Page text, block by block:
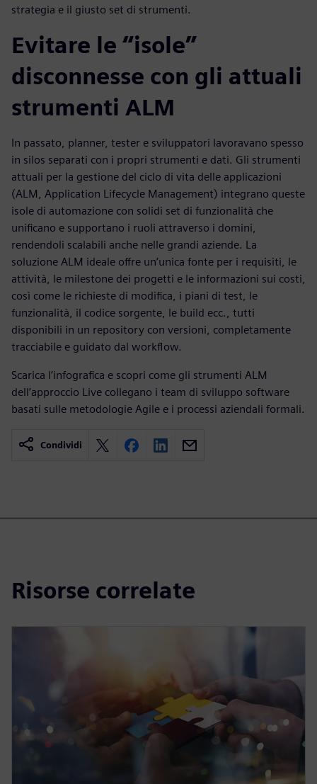
strategia e il giusto set di strumenti.
Evitare le “isole”
disconnesse con gli attuali
strumenti ALM
In passato, planner, tester e sviluppatori lavoravano spesso
in silos separati con i propri strumenti e dati. Gli strumenti
attuali per la gestione del ciclo di vita delle applicazioni
(ALM, Application Lifecycle Management) integrano queste
isole di automazione con solidi set di funzionalità che
unificano e supportano i ruoli attraverso i domini,
rendendoli scalabili anche nelle grandi aziende. La
soluzione ALM ideale offre un’unica fonte per i requisiti, le
attività, le milestone dei progetti e le informazioni sui costi,
così come le richieste di modifica, i piani di test, le
funzionalità, il codice sorgente, le build ecc., tutti
disponibili in un repository con versioni, completamente
tracciabile e guidato dal workflow.
Scarica l’infografica e scopri come gli strumenti ALM
dell’approccio Live collegano i team di sviluppo software
basati sulle metodologie Agile e i processi aziendali formali.
Condividi
Risorse correlate